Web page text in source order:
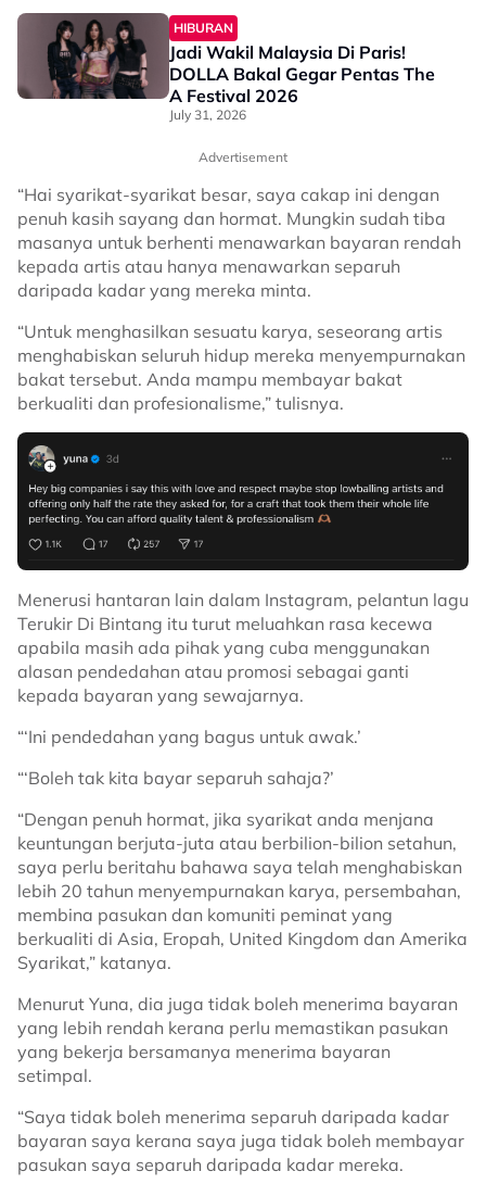
Saya & Suami…”
HIBURAN
Jadi Wakil Malaysia Di Paris!
DOLLA Bakal Gegar Pentas The
A Festival 2026
July 31, 2026
Advertisement
“Hai syarikat-syarikat besar, saya cakap ini dengan
penuh kasih sayang dan hormat. Mungkin sudah tiba
masanya untuk berhenti menawarkan bayaran rendah
kepada artis atau hanya menawarkan separuh
daripada kadar yang mereka minta.
“Untuk menghasilkan sesuatu karya, seseorang artis
menghabiskan seluruh hidup mereka menyempurnakan
bakat tersebut. Anda mampu membayar bakat
berkualiti dan profesionalisme,” tulisnya.
Menerusi hantaran lain dalam Instagram, pelantun lagu
Terukir Di Bintang itu turut meluahkan rasa kecewa
apabila masih ada pihak yang cuba menggunakan
alasan pendedahan atau promosi sebagai ganti
kepada bayaran yang sewajarnya.
“‘Ini pendedahan yang bagus untuk awak.’
“‘Boleh tak kita bayar separuh sahaja?’
“Dengan penuh hormat, jika syarikat anda menjana
keuntungan berjuta-juta atau berbilion-bilion setahun,
saya perlu beritahu bahawa saya telah menghabiskan
lebih 20 tahun menyempurnakan karya, persembahan,
membina pasukan dan komuniti peminat yang
berkualiti di Asia, Eropah, United Kingdom dan Amerika
Syarikat,” katanya.
Menurut Yuna, dia juga tidak boleh menerima bayaran
yang lebih rendah kerana perlu memastikan pasukan
yang bekerja bersamanya menerima bayaran
setimpal.
“Saya tidak boleh menerima separuh daripada kadar
bayaran saya kerana saya juga tidak boleh membayar
pasukan saya separuh daripada kadar mereka.